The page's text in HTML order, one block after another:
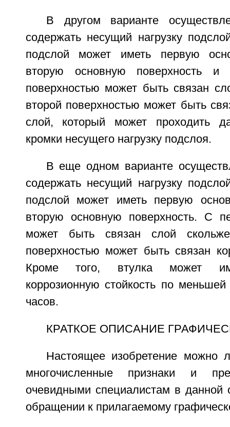
В другом варианте
содержать несущий нагрузку
подслой может иметь первую
вторую основную поверхность
поверхностью может быть связан
второй поверхностью может быть
слой, который может проходить
кромки несущего нагрузку подслоя.
В еще одном варианте
содержать несущий нагрузку
подслой может иметь первую
вторую основную поверхность. С
может быть связан слой
поверхностью может быть связан
Кроме того, втулка может
коррозионную стойкость по
часов.
КРАТКОЕ ОПИСАНИЕ
Настоящее изобретение можно
многочисленные признаки и
очевидными специалистам в данной
обращении к прилагаемому